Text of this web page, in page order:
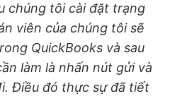
chúng tôi cài đặt trạng
viên của chúng tôi sẽ
QuickBooks và sau
làm là nhấn nút gửi và
Điều đó thực sự đã tiết